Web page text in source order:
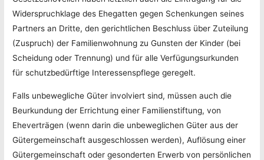
Widerspruchklage des Ehegatten gegen Schenkungen seines
Partners an Dritte, den gerichtlichen Beschluss über Zuteilung
(Zuspruch) der Familienwohnung zu Gunsten der Kinder (bei
Scheidung oder Trennung) und für alle Verfügungsurkunden
für schutzbedürftige Interessenspflege geregelt.
Falls unbewegliche Güter involviert sind, müssen auch die
Beurkundung der Errichtung einer Familienstiftung, von
Eheverträgen (wenn darin die unbeweglichen Güter aus der
Gütergemeinschaft ausgeschlossen werden), Auflösung einer
Gütergemeinschaft oder gesonderten Erwerb von persönlichen